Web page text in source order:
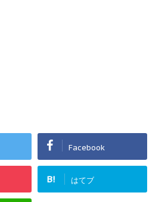
Facebook
B! はてブ